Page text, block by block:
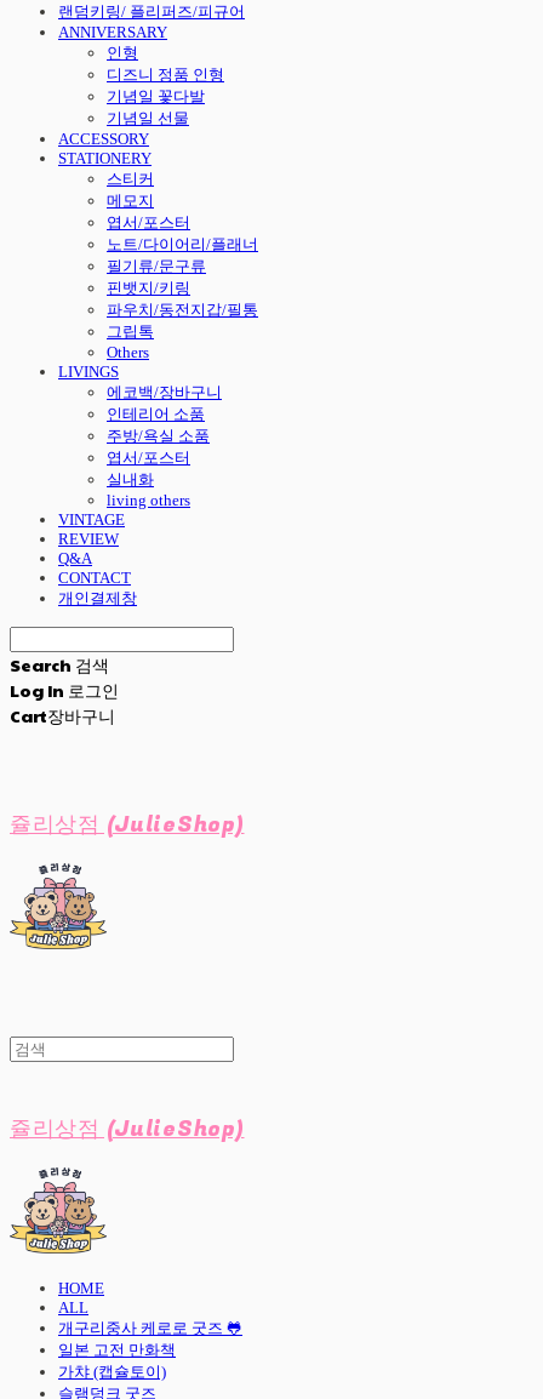
랜덤키링/ 플리퍼즈/피규어
ANNIVERSARY
인형
디즈니 정품 인형
기념일 꽃다발
기념일 선물
ACCESSORY
STATIONERY
스티커
메모지
엽서/포스터
노트/다이어리/플래너
필기류/문구류
핀뱃지/키링
파우치/동전지갑/필통
그립톡
Others
LIVINGS
에코백/장바구니
인테리어 소품
주방/욕실 소품
엽서/포스터
실내화
living others
VINTAGE
REVIEW
Q&A
CONTACT
개인결제창
Search 검색
Log In 로그인
Cart장바구니
쥴리상점 (JulieShop)
쥴리상점 (JulieShop)
HOME
ALL
개구리중사 케로로 굿즈 🐸
일본 고전 만화책
가챠 (캡슐토이)
슬램덩크 굿즈